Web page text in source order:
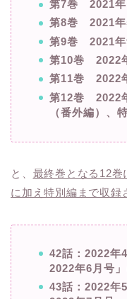
第7巻 2021年
第8巻 2021年
第9巻 2021年
第10巻 2022
第11巻 2022
第12巻 2022
（番外編）、
と、 最終巻となる12巻
に加え特別編まで収録
42話：2022年
2022年6月号
43話：2022年